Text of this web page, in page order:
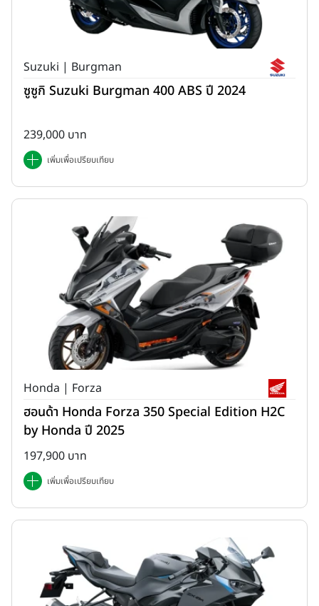
Suzuki | Burgman
ซูซูกิ Suzuki Burgman 400 ABS ปี 2024
239,000 บาท
เพิ่มเพื่อเปรียบเทียบ
Honda | Forza
ฮอนด้า Honda Forza 350 Special Edition H2C
by Honda ปี 2025
197,900 บาท
เพิ่มเพื่อเปรียบเทียบ